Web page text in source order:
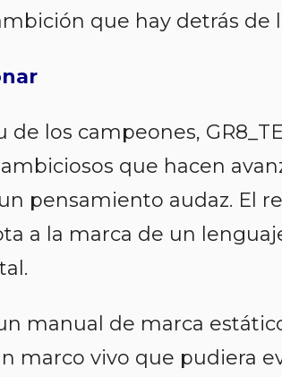
que hay detrás de
los campeones,
que hacen
pensamiento audaz. El
a la marca de un
manual de marca
marco vivo que pudiera